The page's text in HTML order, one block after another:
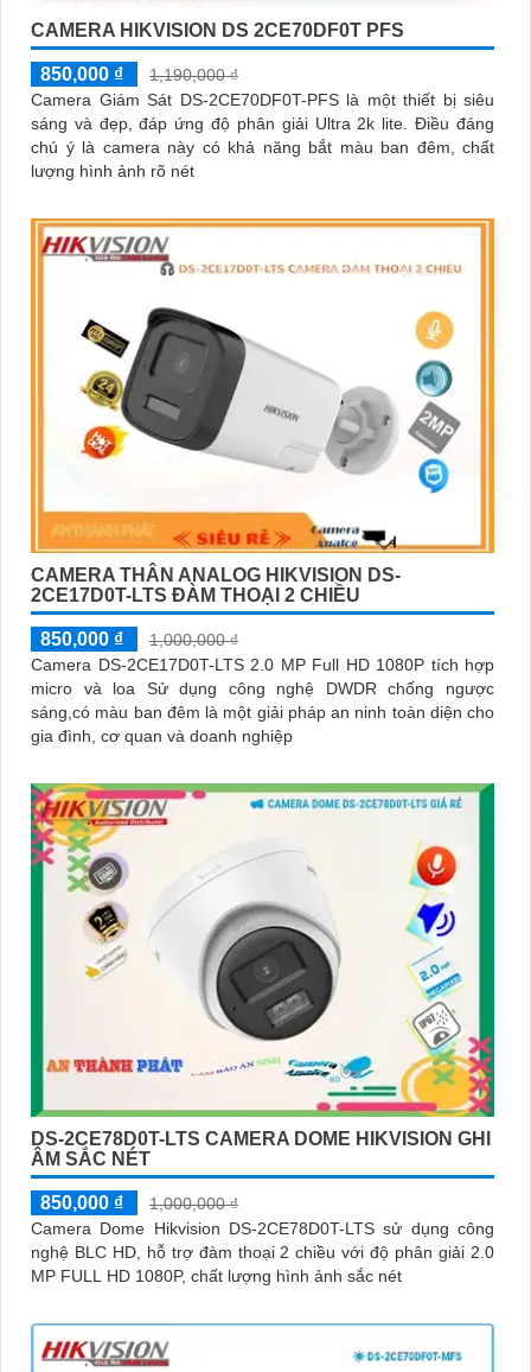
CAMERA HIKVISION DS 2CE70DF0T PFS
850,000 ₫
1,190,000 ₫
Camera Giám Sát DS-2CE70DF0T-PFS là một thiết bị siêu
sáng và đẹp, đáp ứng độ phân giải Ultra 2k lite. Điều đáng
chú ý là camera này có khả năng bắt màu ban đêm, chất
lượng hình ảnh rõ nét
CAMERA THÂN ANALOG HIKVISION DS-
2CE17D0T-LTS ĐÀM THOẠI 2 CHIỀU
850,000 ₫
1,000,000 ₫
Camera DS-2CE17D0T-LTS 2.0 MP Full HD 1080P tích hợp
micro và loa Sử dụng công nghệ DWDR chống ngược
sáng,có màu ban đêm là một giải pháp an ninh toàn diện cho
gia đình, cơ quan và doanh nghiệp
DS-2CE78D0T-LTS CAMERA DOME HIKVISION GHI
ÂM SẮC NÉT
850,000 ₫
1,000,000 ₫
Camera Dome Hikvision DS-2CE78D0T-LTS sử dụng công
nghệ BLC HD, hỗ trợ đàm thoại 2 chiều với độ phân giải 2.0
MP FULL HD 1080P, chất lượng hình ảnh sắc nét